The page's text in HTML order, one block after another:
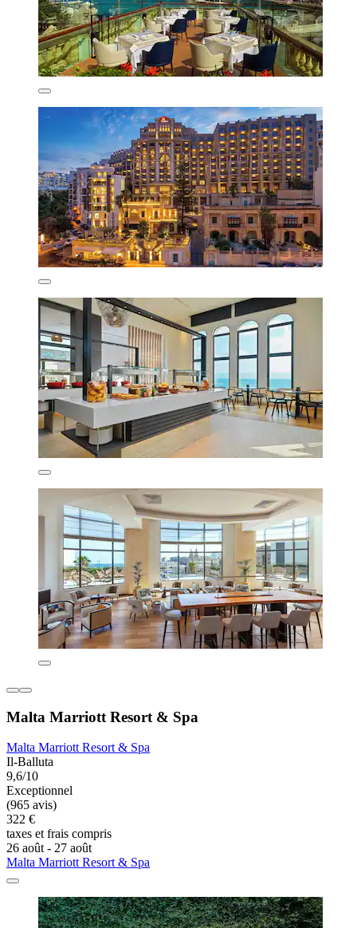
Malta Marriott Resort & Spa
Malta Marriott Resort & Spa
Il-Balluta
9,6/10
Exceptionnel
(965 avis)
322 €
taxes et frais compris
26 août - 27 août
Malta Marriott Resort & Spa